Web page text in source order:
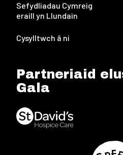
Sefydliadau Cymreig
eraill yn Llundain
Cysylltwch â ni
Partneriaid
Gala